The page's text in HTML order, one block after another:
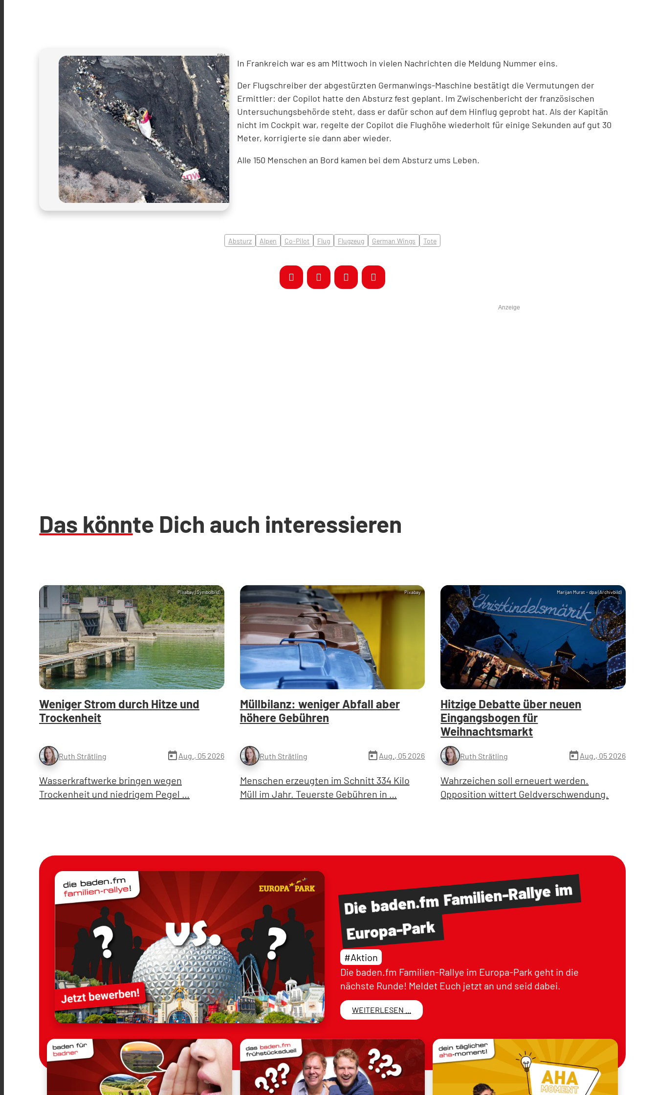
DPA
In Frankreich war es am Mittwoch in vielen Nachrichten die Meldung Nummer eins.
Der Flugschreiber der abgestürzten Germanwings-Maschine bestätigt die Vermutungen der
Ermittler: der Copilot hatte den Absturz fest geplant. Im Zwischenbericht der französischen
Untersuchungsbehörde steht, dass er dafür schon auf dem Hinflug geprobt hat. Als der Kapitän
nicht im Cockpit war, regelte der Copilot die Flughöhe wiederholt für einige Sekunden auf gut 30
Meter, korrigierte sie dann aber wieder.
Alle 150 Menschen an Bord kamen bei dem Absturz ums Leben.
Absturz Alpen Co-Pilot Flug Flugzeug German Wings Tote
Anzeige
Das könnte Dich auch interessieren
Pixabay (Symbolbild)
Weniger Strom durch Hitze und
Trockenheit
Ruth Strätling today Aug., 05 2026
Wasserkraftwerke bringen wegen
Trockenheit und niedrigem Pegel …
Pixabay
Müllbilanz: weniger Abfall aber
höhere Gebühren
Ruth Strätling todayAug., 05 2026
Menschen erzeugten im Schnitt 334 Kilo
Müll im Jahr. Teuerste Gebühren in …
Marijan Murat - dpa (Archivbild)
Hitzige Debatte über neuen
Eingangsbogen für
Weihnachtsmarkt
Ruth Strätling today Aug., 05 2026
Wahrzeichen soll erneuert werden.
Opposition wittert Geldverschwendung.
Die baden.fmFamilien-Rallyeim
Europa-Park
#Aktion
Die baden.fm Familien-Rallye im Europa-Park geht in die
nächste Runde! Meldet Euch jetzt an und seid dabei.
WEITERLESEN ...